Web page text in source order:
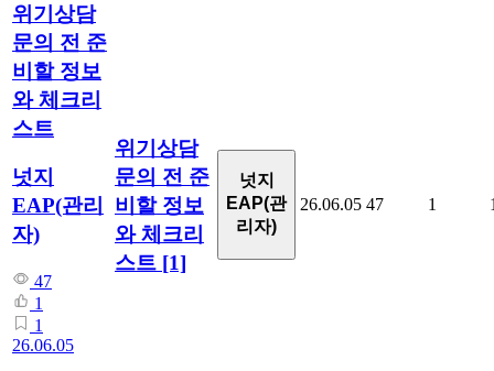
위기상담
문의 전 준
비할 정보
와 체크리
스트
넛지
EAP(관리
자)
47
1
1
26.06.05
위기상담
문의 전 준
비할 정보
와 체크리
스트 [1]
넛지
EAP(관
리자)
26.06.05 47 1